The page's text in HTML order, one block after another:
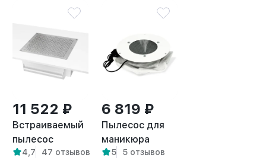
11 522 ₽
Встраиваемый
пылесос
вытяжка для
4,7 47 отзывов
6 819 ₽
Пылесос для
маникюра
встроенный
5 5 отзывов